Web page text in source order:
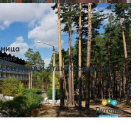
и отдыха с детьми
мест на выбранные даты
вариант